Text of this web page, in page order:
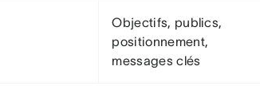
Objectifs, publics,
positionnement,
messages clés